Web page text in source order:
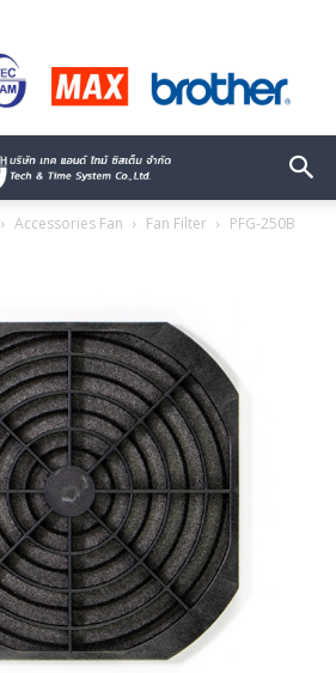
Accessories Fan Fan Filter PFG-250B